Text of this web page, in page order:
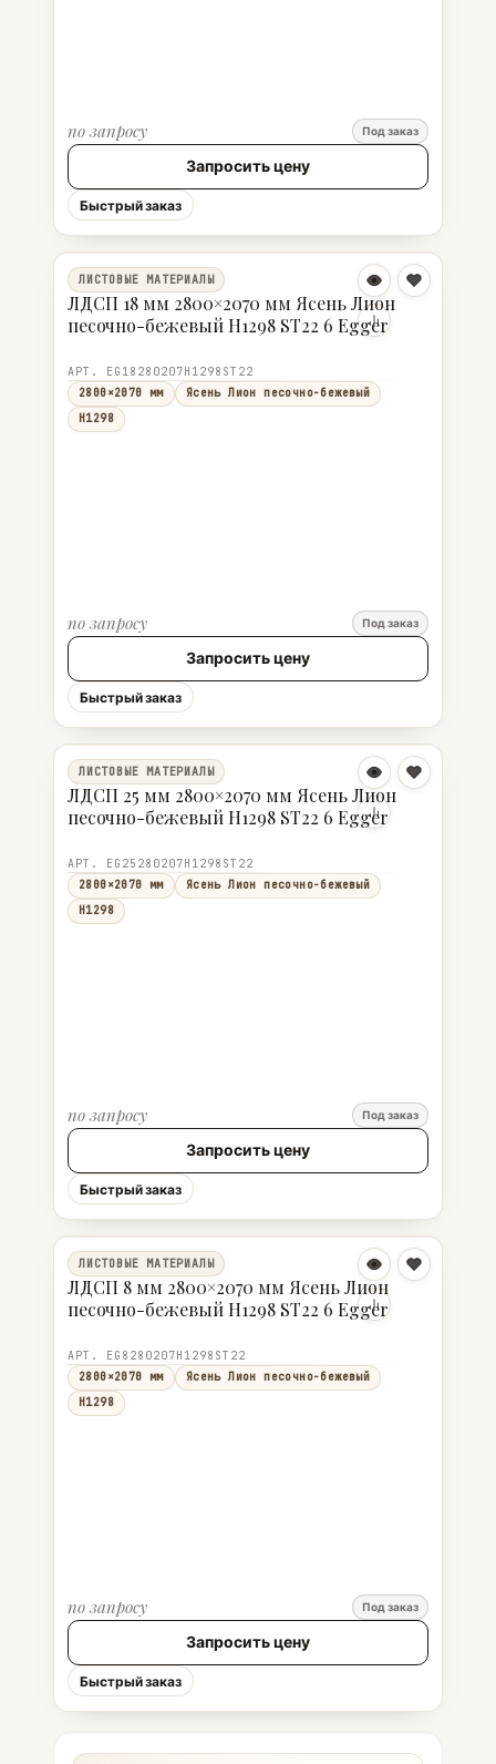
по запросу Под заказ
Запросить цену
Быстрый заказ
ЛИСТОВЫЕ МАТЕРИАЛЫ
ЛДСП 18 мм 2800×2070 мм Ясень Лион
песочно-бежевый H1298 ST22 6 Egger
АРТ. EG18280207H1298ST22
2800×2070 мм
Ясень Лион песочно-бежевый
H1298
по запросу Под заказ
Запросить цену
Быстрый заказ
ЛИСТОВЫЕ МАТЕРИАЛЫ
ЛДСП 25 мм 2800×2070 мм Ясень Лион
песочно-бежевый H1298 ST22 6 Egger
АРТ. EG25280207H1298ST22
2800×2070 мм
Ясень Лион песочно-бежевый
H1298
по запросу Под заказ
Запросить цену
Быстрый заказ
ЛИСТОВЫЕ МАТЕРИАЛЫ
ЛДСП 8 мм 2800×2070 мм Ясень Лион
песочно-бежевый H1298 ST22 6 Egger
АРТ. EG8280207H1298ST22
2800×2070 мм
Ясень Лион песочно-бежевый
H1298
по запросу Под заказ
Запросить цену
Быстрый заказ